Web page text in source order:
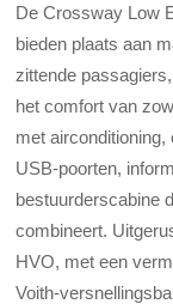
De Crossway Low
bieden plaats aan
zittende
het comfort van
met
USB-poorten,
bestuurderscabine
combineert.
HVO, met een
Voith-